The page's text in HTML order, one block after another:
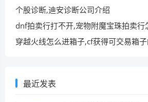
个股诊断,迪安诊断公司介绍
dnf拍卖行打不开,宠物附魔宝珠拍卖行
穿越火线怎么进箱子,cf获得可交易箱
最近发表